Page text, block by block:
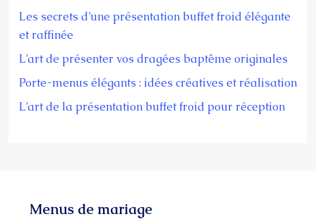
Les secrets d’une présentation buffet froid élégante
et raffinée
L’art de présenter vos dragées baptême originales
Porte-menus élégants : idées créatives et réalisation
L’art de la présentation buffet froid pour réception
Menus de mariage